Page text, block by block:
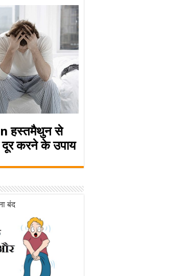
हस्तमैथुन से
करने के उपाय
बंद